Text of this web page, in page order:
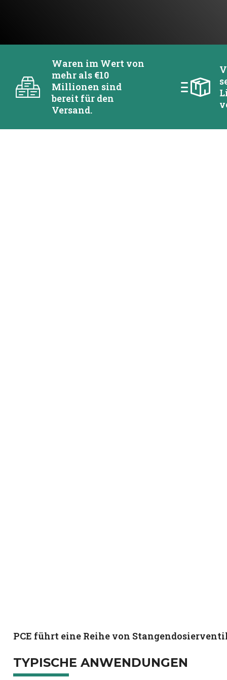
Waren im Wert von
mehr als €10
Millionen sind
bereit für den
Versand.
PCE führt eine Reihe von
TYPISCHE ANWENDUNGEN